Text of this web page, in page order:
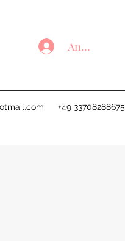
Anmelden
+49 33708288675